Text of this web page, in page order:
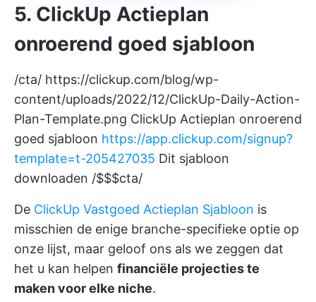
5. ClickUp Actieplan
onroerend goed sjabloon
/cta/ https://clickup.com/blog/wp-
content/uploads/2022/12/ClickUp-Daily-Action-
Plan-Template.png ClickUp Actieplan onroerend
goed sjabloon https://app.clickup.com/signup?
template=t-205427035 Dit sjabloon
downloaden /$$$cta/
De ClickUp Vastgoed Actieplan Sjabloon is
misschien de enige branche-specifieke optie op
onze lijst, maar geloof ons als we zeggen dat
het u kan helpen financiële projecties te
maken voor elke niche.